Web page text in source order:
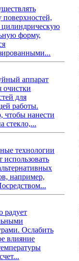
форму,
аппарат
очистки
для
работы.
чтобы нанести
стекло,...
технологии
использовать
например,
радует
Ослабить
влияние